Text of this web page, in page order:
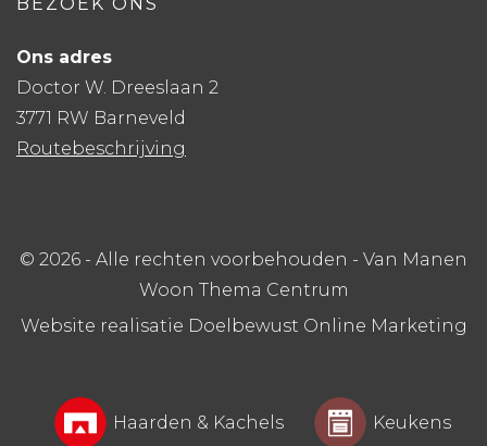
Ons adres
Doctor W. Dreeslaan 2
3771 RW Barneveld
Routebeschrijving
© 2026 - Alle rechten voorbehouden - Van Manen
Woon Thema Centrum
Website realisatie Doelbewust Online Marketing
Haarden & Kachels Keukens